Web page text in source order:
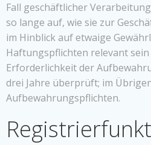
Fall geschäftlicher
so lange auf, wie sie zur
im Hinblick auf etwaige
Haftungspflichten relevant
Erforderlichkeit der
drei Jahre überprüft; im
Aufbewahrungspflichten.